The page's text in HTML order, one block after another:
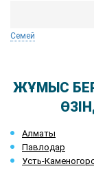
Семей
ЖҰМЫС
Алматы
Павлодар
Усть-